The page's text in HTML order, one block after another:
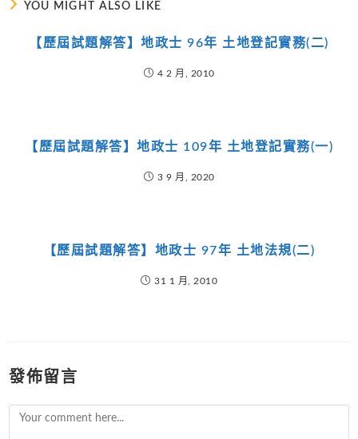
YOU MIGHT ALSO LIKE
【歷屆試題解答】地政士 96年 土地登記實務(二)
4 2 月, 2010
【歷屆試題解答】地政士 109年 土地登記實務(一)
3 9 月, 2020
【歷屆試題解答】地政士 97年 土地法規(二)
31 1 月, 2010
發佈留言
Comment